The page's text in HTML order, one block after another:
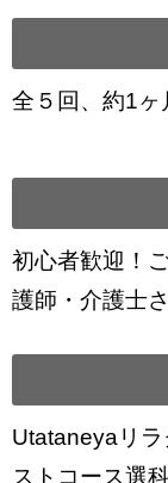
全５回、約1ヶ
初心者歓迎！
護師・介護士
Utataneyaリ
ストコース選